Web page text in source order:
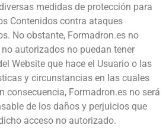
medidas de protección para
Contenidos contra ataques
No obstante, Formadron.es no
autorizados no puedan tener
Website que hace el Usuario o las
y circunstancias en las cuales
consecuencia, Formadron.es no será
de los daños y perjuicios que
acceso no autorizado.